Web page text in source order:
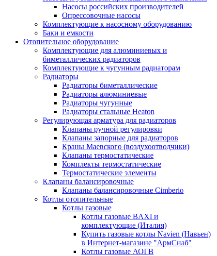
Насосы российских производителей
Опрессовочные насосы
Комплектующие к насосному оборудованию
Баки и емкости
Отопительное оборудование
Комплектующие для алюминиевых и
биметаллических радиаторов
Комплектующие к чугунным радиаторам
Радиаторы
Радиаторы биметаллические
Радиаторы алюминиевые
Радиаторы чугунные
Радиаторы стальные Heaton
Регулирующая арматура для радиаторов
Клапаны ручной регулировки
Клапаны запорные для радиаторов
Краны Маевского (воздухоотводчики)
Клапаны термостатические
Комплекты термостатические
Термостатические элементы
Клапаны балансировочные
Клапаны балансировочные Cimberio
Котлы отопительные
Котлы газовые
Котлы газовые BAXI и
комплектующие (Италия)
Купить газовые котлы Navien (Навьен)
в Интернет-магазине "АрмСнаб"
Котлы газовые АОГВ